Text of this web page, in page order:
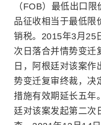
（ FOB）最低出口限
品征收相当于最低限
销税。2015年3月25
次日落合并情势变迁
日，阿根廷对该案作
势变迁复审终裁，决
措施有效期延长五年
廷对该案发起第二次